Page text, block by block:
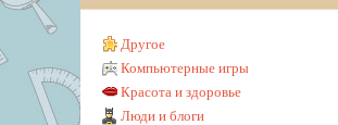
Другое
Компьютерные игры
Красота и здоровье
Люди и блоги